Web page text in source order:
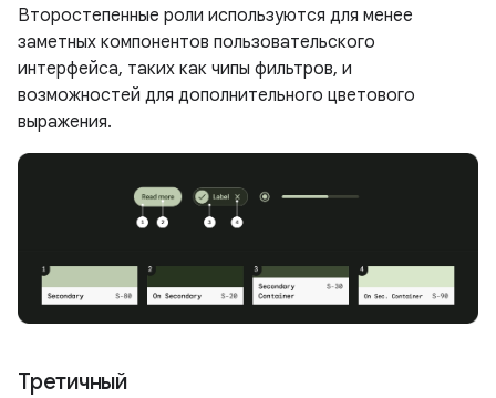
Второстепенные роли используются для менее
заметных компонентов пользовательского
интерфейса, таких как чипы фильтров, и
возможностей для дополнительного цветового
выражения.
Третичный